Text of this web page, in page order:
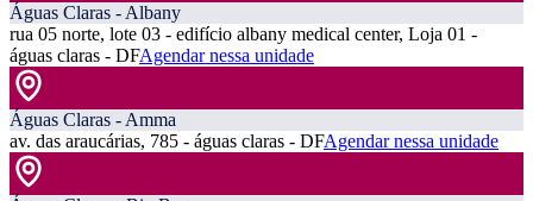
Águas Claras - Albany
rua 05 norte, lote 03 - edifício albany medical center, Loja 01 -
águas claras - DFAgendar nessa unidade
Águas Claras - Amma
av. das araucárias, 785 - águas claras - DFAgendar nessa unidade